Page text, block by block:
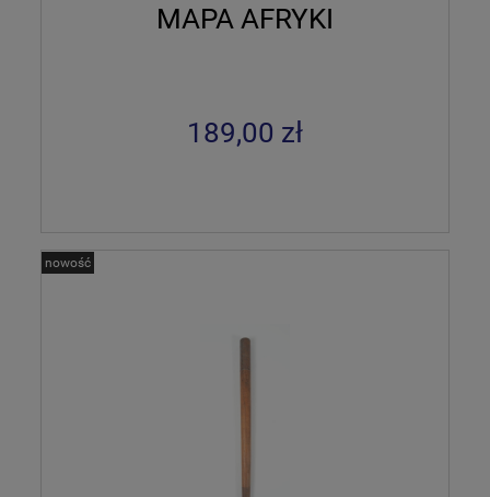
MAPA AFRYKI
189,00 zł
nowość